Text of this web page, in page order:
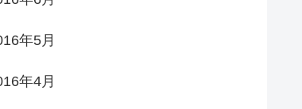
年5月
年4月